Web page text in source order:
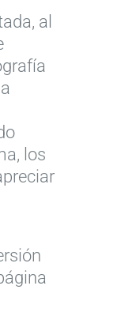
al
los